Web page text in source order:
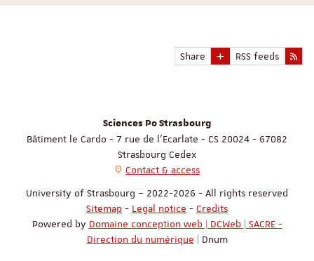
Share RSS feeds
Sciences Po Strasbourg
Bâtiment le Cardo - 7 rue de l'Ecarlate - CS 20024 - 67082
Strasbourg Cedex
Contact & access
University of Strasbourg – 2022-2026 - All rights reserved
Sitemap - Legal notice - Credits
Powered by Domaine conception web | DCWeb | SACRE -
Direction du numérique | Dnum